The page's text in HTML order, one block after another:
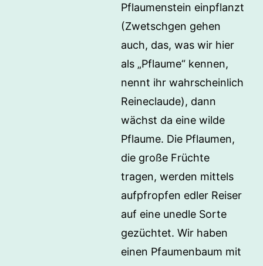
Pflaumenstein einpflanzt
(Zwetschgen gehen
auch, das, was wir hier
als „Pflaume“ kennen,
nennt ihr wahrscheinlich
Reineclaude), dann
wächst da eine wilde
Pflaume. Die Pflaumen,
die große Früchte
tragen, werden mittels
aufpfropfen edler Reiser
auf eine unedle Sorte
gezüchtet. Wir haben
einen Pfaumenbaum mit